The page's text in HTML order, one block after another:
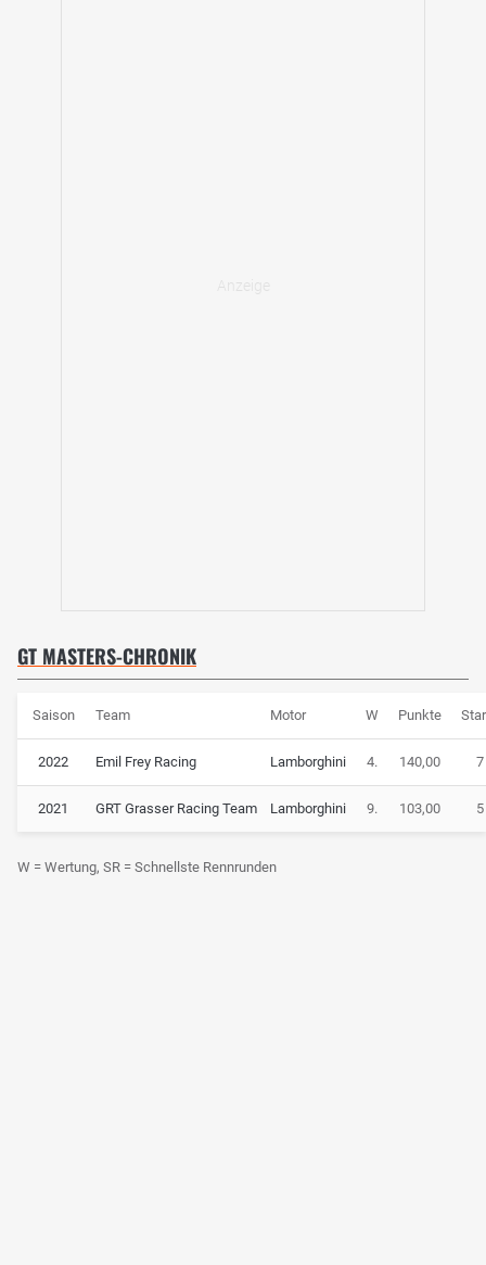
GT MASTERS-CHRONIK
Saison Team Motor W Punkte
2022 Emil Frey Racing Lamborghini 4. 140,00 7
2021 GRT Grasser Racing Team Lamborghini 9. 103,00 5
W = Wertung, SR = Schnellste Rennrunden